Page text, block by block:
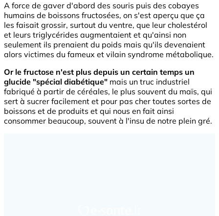
A force de gaver d'abord des souris puis des cobayes
humains de boissons fructosées, on s'est aperçu que ça
les faisait grossir, surtout du ventre, que leur cholestérol
et leurs triglycérides augmentaient et qu'ainsi non
seulement ils prenaient du poids mais qu'ils devenaient
alors victimes du fameux et vilain syndrome métabolique.
Or le fructose n'est plus depuis un certain temps un
glucide "spécial diabétique" mais un truc industriel
fabriqué à partir de céréales, le plus souvent du maïs, qui
sert à sucrer facilement et pour pas cher toutes sortes de
boissons et de produits et qui nous en fait ainsi
consommer beaucoup, souvent à l'insu de notre plein gré.